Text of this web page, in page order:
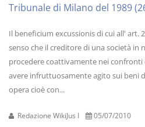
Tribunale di Milano del 1989
Il beneficium excussionis di cui all' art.
senso che il creditore di una società in
procedere coattivamente nei confronti
avere infruttuosamente agito sui beni
opera cioè con...
Redazione WikiJus I 05/07/2010